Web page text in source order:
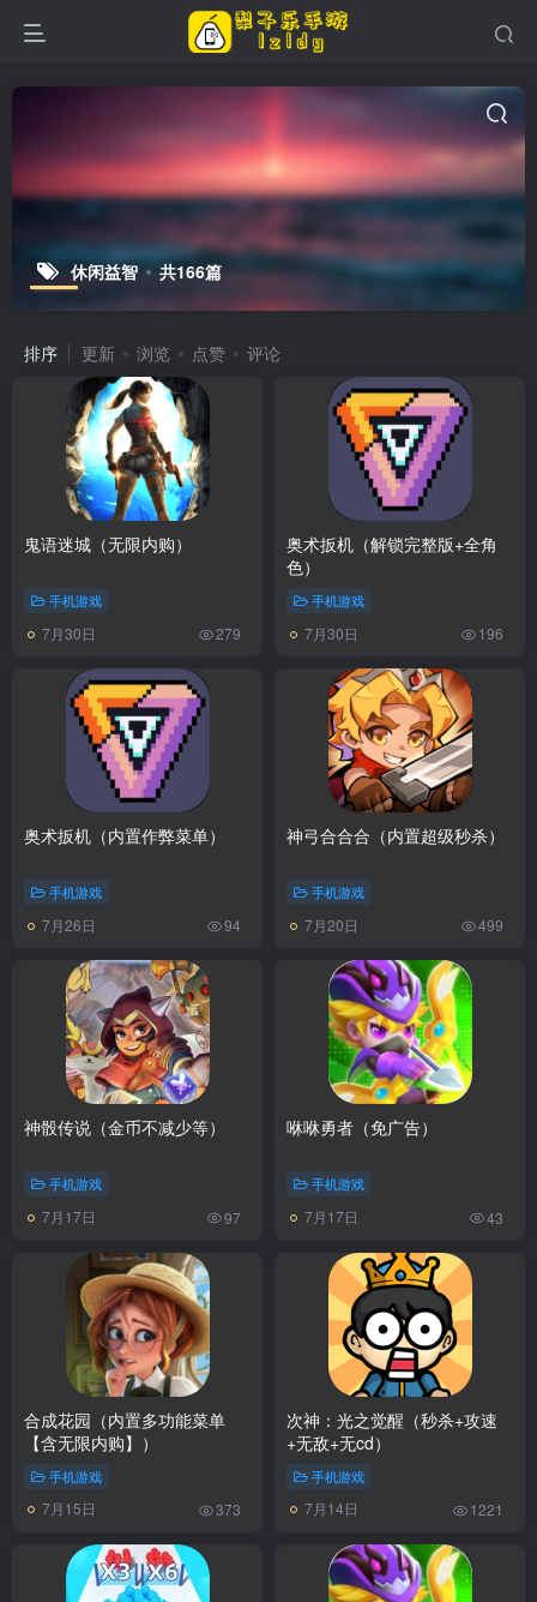
休闲益智 共166篇
排序 更新 浏览 点赞 评论
鬼语迷城（无限内购）
手机游戏
7月30日 279
奥术扳机（解锁完整版+全角
色）
手机游戏
7月30日 196
奥术扳机（内置作弊菜单）
手机游戏
7月26日 94
神弓合合合（内置超级秒杀）
手机游戏
7月20日 499
神骰传说（金币不减少等）
手机游戏
7月17日 97
咻咻勇者（免广告）
手机游戏
7月17日 43
合成花园（内置多功能菜单
【含无限内购】）
手机游戏
7月15日 373
次神：光之觉醒（秒杀+攻速
+无敌+无cd）
手机游戏
7月14日 1221